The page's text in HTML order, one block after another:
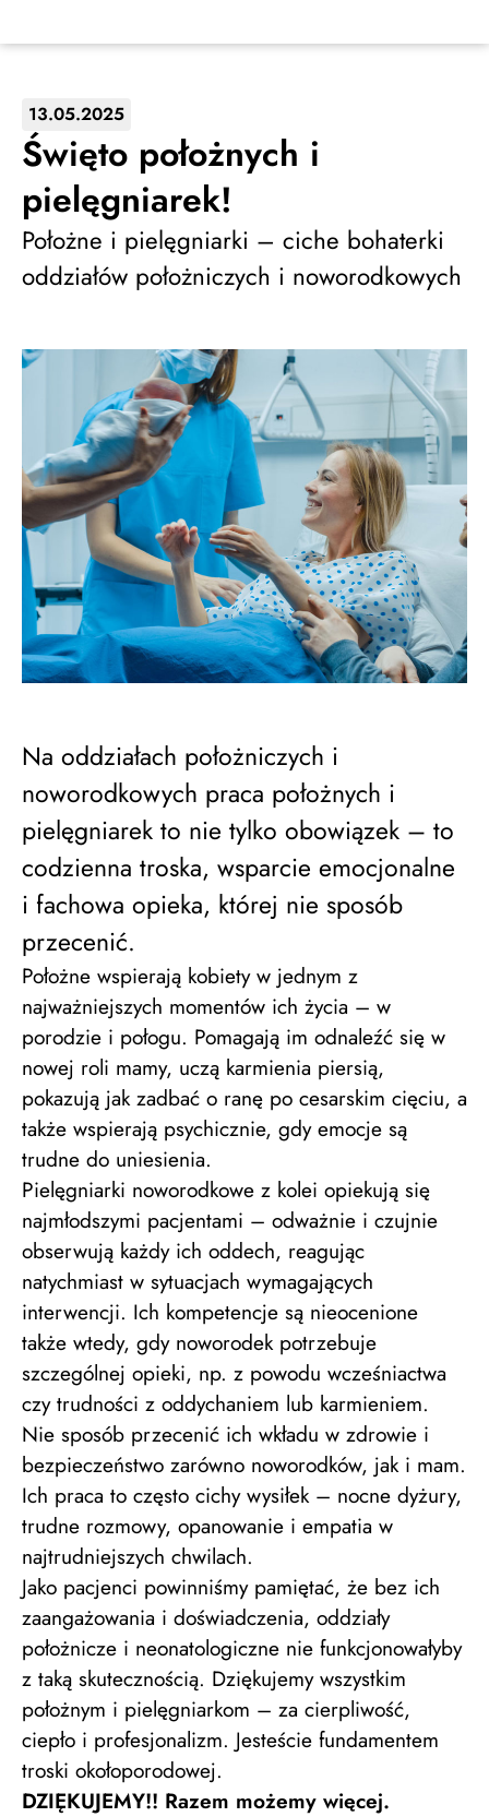
13.05.2025
Święto położnych i
pielęgniarek!
Położne i pielęgniarki – ciche bohaterki
oddziałów położniczych i noworodkowych
Na oddziałach położniczych i
noworodkowych praca położnych i
pielęgniarek to nie tylko obowiązek – to
codzienna troska, wsparcie emocjonalne
i fachowa opieka, której nie sposób
przecenić.
Położne wspierają kobiety w jednym z
najważniejszych momentów ich życia – w
porodzie i połogu. Pomagają im odnaleźć się w
nowej roli mamy, uczą karmienia piersią,
pokazują jak zadbać o ranę po cesarskim cięciu, a
także wspierają psychicznie, gdy emocje są
trudne do uniesienia.
Pielęgniarki noworodkowe z kolei opiekują się
najmłodszymi pacjentami – odważnie i czujnie
obserwują każdy ich oddech, reagując
natychmiast w sytuacjach wymagających
interwencji. Ich kompetencje są nieocenione
także wtedy, gdy noworodek potrzebuje
szczególnej opieki, np. z powodu wcześniactwa
czy trudności z oddychaniem lub karmieniem.
Nie sposób przecenić ich wkładu w zdrowie i
bezpieczeństwo zarówno noworodków, jak i mam.
Ich praca to często cichy wysiłek – nocne dyżury,
trudne rozmowy, opanowanie i empatia w
najtrudniejszych chwilach.
Jako pacjenci powinniśmy pamiętać, że bez ich
zaangażowania i doświadczenia, oddziały
położnicze i neonatologiczne nie funkcjonowałyby
z taką skutecznością. Dziękujemy wszystkim
położnym i pielęgniarkom – za cierpliwość,
ciepło i profesjonalizm. Jesteście fundamentem
troski okołoporodowej.
DZIĘKUJEMY!! Razem możemy więcej.